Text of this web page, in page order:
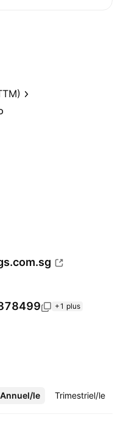
+1 plus
Annuel/le Trimestriel/le
Plus